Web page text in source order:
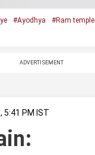
#Ayodhya #Ram temple
ADVERTISEMENT
5:41 PM IST